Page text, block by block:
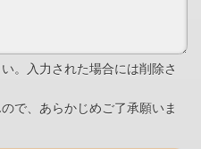
。入力された場合には削除さ
で、あらかじめご了承願いま